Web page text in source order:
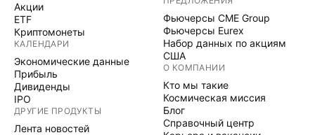
Акции
ETF
Криптомонеты
КАЛЕНДАРИ
Экономические данные
Прибыль
Дивиденды
IPO
ДРУГИЕ ПРОДУКТЫ
Лента новостей
Фьючерсы CME Group
Фьючерсы Eurex
Набор данных по акциям
США
О КОМПАНИИ
Кто мы такие
Космическая миссия
Блог
Справочный центр